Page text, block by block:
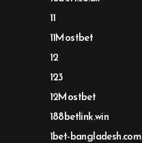
11
11Mostbet
12
123
12Mostbet
188betlink.win
1bet-bangladesh.com